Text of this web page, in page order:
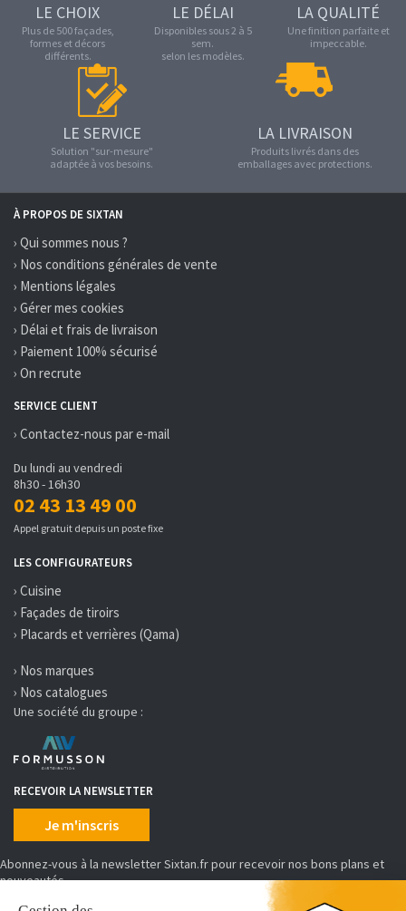
LE CHOIX
Plus de 500 façades,
formes et décors
différents.
LE DÉLAI
Disponibles sous 2 à 5
sem.
selon les modèles.
LA QUALITÉ
Une finition parfaite et
impeccable.
LE SERVICE
Solution "sur-mesure"
adaptée à vos besoins.
LA LIVRAISON
Produits livrés dans des
emballages avec protections.
À PROPOS DE SIXTAN
› Qui sommes nous ?
› Nos conditions générales de vente
› Mentions légales
› Gérer mes cookies
› Délai et frais de livraison
› Paiement 100% sécurisé
› On recrute
SERVICE CLIENT
› Contactez-nous par e-mail
Du lundi au vendredi
8h30 - 16h30
02 43 13 49 00
Appel gratuit depuis un poste fixe
LES CONFIGURATEURS
› Cuisine
› Façades de tiroirs
› Placards et verrières (Qama)
› Nos marques
› Nos catalogues
Une société du groupe :
RECEVOIR LA NEWSLETTER
Je m'inscris
Abonnez-vous à la newsletter Sixtan.fr pour recevoir nos bons plans et
nouveautés